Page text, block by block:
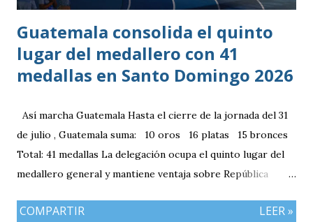
Guatemala consolida el quinto
lugar del medallero con 41
medallas en Santo Domingo 2026
Así marcha Guatemala Hasta el cierre de la jornada del 31
de julio , Guatemala suma: 10 oros 16 platas 15 bronces
Total: 41 medallas La delegación ocupa el quinto lugar del
medallero general y mantiene ventaja sobre República
plata, aunque ambos países registran el mismo número de
COMPARTIR LEER »